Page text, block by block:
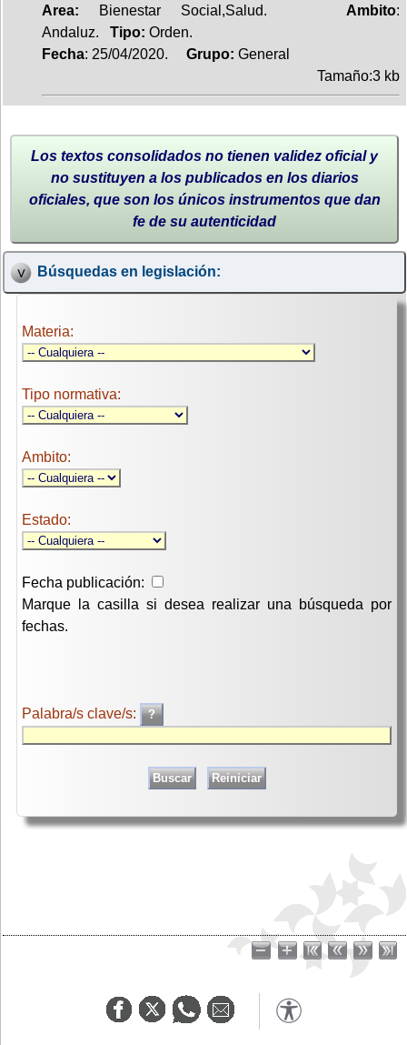
Area: Bienestar Social,Salud. Ambito:
Andaluz. Tipo: Orden.
Fecha: 25/04/2020. Grupo: General
Tamaño:3 kb
Los textos consolidados no tienen validez oficial y
no sustituyen a los publicados en los diarios
oficiales, que son los únicos instrumentos que dan
fe de su autenticidad
Búsquedas en legislación:
Materia:
Tipo normativa:
Ambito:
Estado:
Fecha publicación:
Marque la casilla si desea realizar una búsqueda por
fechas.
Palabra/s clave/s: